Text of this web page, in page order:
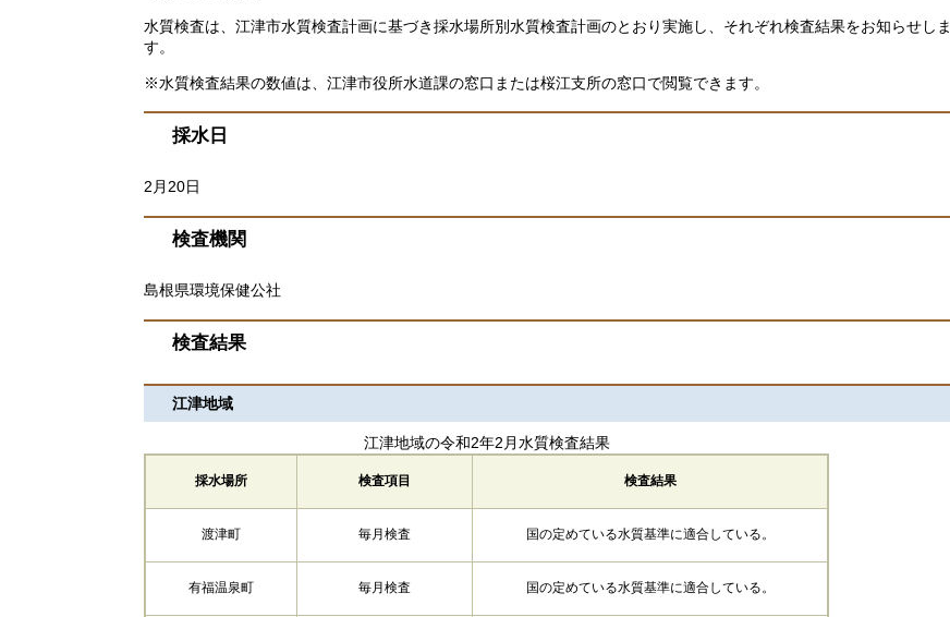
水質検査は、江津市水質検査計画に基づき採水場所別水質検査計画のとおり実施し、それぞれ検査結果をお知らせしま
す。
※水質検査結果の数値は、江津市役所水道課の窓口または桜江支所の窓口で閲覧できます。
採水日
2月20日
検査機関
島根県環境保健公社
検査結果
江津地域
江津地域の令和2年2月水質検査結果
採水場所 検査項目 検査結果
渡津町 毎月検査 国の定めている水質基準に適合している。
有福温泉町 毎月検査 国の定めている水質基準に適合している。